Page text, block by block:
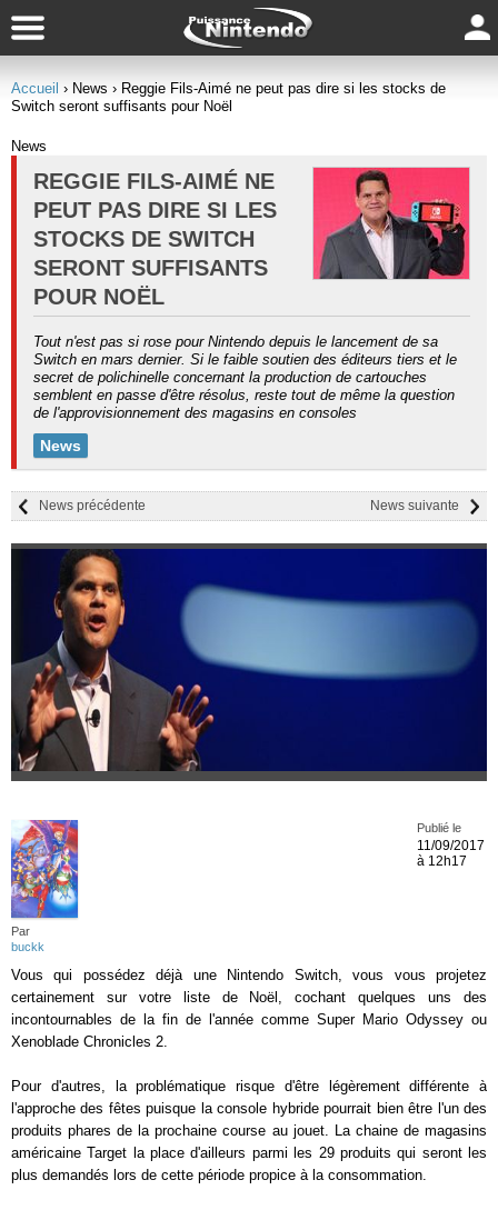
Accueil › News › Reggie Fils-Aimé ne peut pas dire si les stocks de
Switch seront suffisants pour Noël
News
REGGIE FILS-AIMÉ NE
PEUT PAS DIRE SI LES
STOCKS DE SWITCH
SERONT SUFFISANTS
POUR NOËL
Tout n'est pas si rose pour Nintendo depuis le lancement de sa
Switch en mars dernier. Si le faible soutien des éditeurs tiers et le
secret de polichinelle concernant la production de cartouches
semblent en passe d'être résolus, reste tout de même la question
de l'approvisionnement des magasins en consoles
News
News suivante
News précédente
Par
buckk
Publié le
11/09/2017
à 12h17
Vous qui possédez déjà une Nintendo Switch, vous vous projetez
certainement sur votre liste de Noël, cochant quelques uns des
incontournables de la fin de l'année comme Super Mario Odyssey ou
Xenoblade Chronicles 2.
Pour d'autres, la problématique risque d'être légèrement différente à
l'approche des fêtes puisque la console hybride pourrait bien être l'un des
produits phares de la prochaine course au jouet. La chaine de magasins
américaine Target la place d'ailleurs parmi les 29 produits qui seront les
plus demandés lors de cette période propice à la consommation.